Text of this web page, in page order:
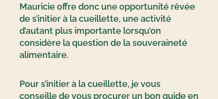
Mauricie offre donc une opportunité rêvée
de s’initier à la cueillette, une activité
d’autant plus importante lorsqu’on
considère la question de la souveraineté
alimentaire.
Pour s’initier à la cueillette, je vous
conseille de vous procurer un bon guide en